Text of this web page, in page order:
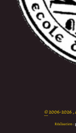
©2006-2026 ,
Réalisation :